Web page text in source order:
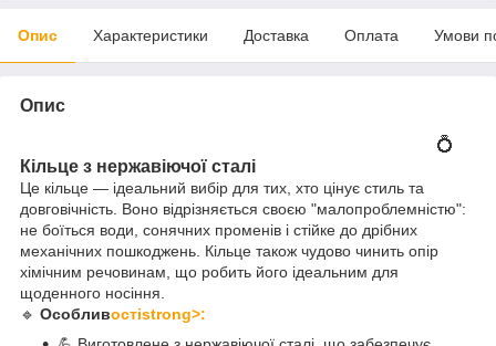
Опис Характеристики Доставка Оплата Умови
Опис
💍
Кільце з нержавіючої сталі
Це кільце — ідеальний вибір для тих, хто цінує стиль та
довговічність. Воно відрізняється своєю "малопроблемністю":
не боїться води, сонячних променів і стійке до дрібних
механічних пошкоджень. Кільце також чудово чинить опір
хімічним речовинам, що робить його ідеальним для
щоденного носіння.
🔹 Особливостіstrong>: